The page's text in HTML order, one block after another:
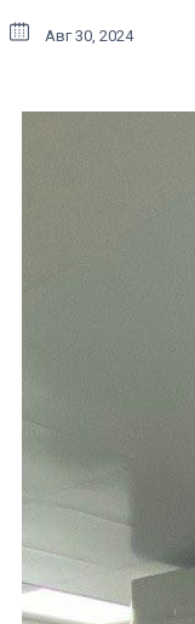
Авг 30, 2024